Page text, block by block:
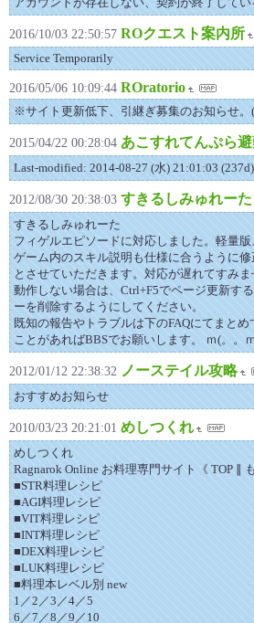
2016/10/03 22:50:57 ROクエスト案内所
Service Temporarily
2016/05/06 10:09:44 ROratorio
※サイト更新低下、引継ぎ募集のお知らせ。
2015/04/22 00:28:04 あこすれてんぷら
Last-modified: 2014-08-27 (水) 21:01:03 (237d)
2012/08/30 20:38:03 すきるしみゅれーた
すきるしみゅれーた
フィゲルエピソードに対応しました。軽量版
ゲーム内のスキル説明も仕様に合うように
とさせていただきます。対応が遅れてすみま
動作しない場合は、Ctrl+F5でページ更新す
ーを削除するようにしてください。
既知の報告やトラブルは下のFAQにてまと
ことがあればBBSでお願いします。 ｍ(。。ｍ
2012/01/12 22:38:32 ノーステイル攻略
おすすめお知らせ
2010/03/23 20:21:01 めしつくれ
めしつくれ
Ragnarok Online お料理専門サイト《 TOP ∥
■STR料理レシピ
■AGI料理レシピ
■VIT料理レシピ
■INT料理レシピ
■DEX料理レシピ
■LUK料理レシピ
■料理本レベル別 new
1／2／3／4／5
6／7／8／9／10